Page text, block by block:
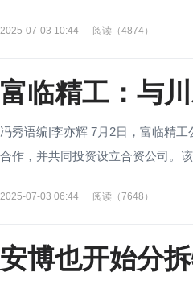
2025-07-03 10:44 阅读（4874）
富临精工：与
冯秀语编|李亦辉 7月2日，富临精
合作，并共同投资设立合资公司。
2025-07-03 06:44 阅读（7648）
安博也开始分